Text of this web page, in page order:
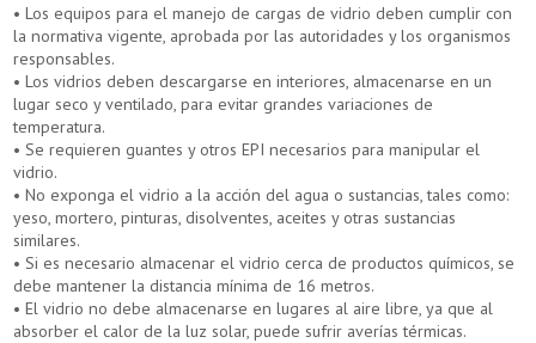
• Los equipos para el manejo de cargas de vidrio deben cumplir con
la normativa vigente, aprobada por las autoridades y los organismos
responsables.
• Los vidrios deben descargarse en interiores, almacenarse en un
lugar seco y ventilado, para evitar grandes variaciones de
temperatura.
• Se requieren guantes y otros EPI necesarios para manipular el
vidrio.
• No exponga el vidrio a la acción del agua o sustancias, tales como:
yeso, mortero, pinturas, disolventes, aceites y otras sustancias
similares.
• Si es necesario almacenar el vidrio cerca de productos químicos, se
debe mantener la distancia mínima de 16 metros.
• El vidrio no debe almacenarse en lugares al aire libre, ya que al
absorber el calor de la luz solar, puede sufrir averías térmicas.